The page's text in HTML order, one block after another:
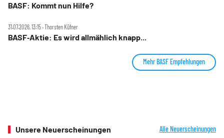
BASF: Kommt nun Hilfe?
31.07.2026, 13:15 ‧ Thorsten Küfner
BASF‑Aktie: Es wird allmählich knapp...
Mehr BASF Empfehlungen
Unsere Neuerscheinungen Alle Neuerscheinungen